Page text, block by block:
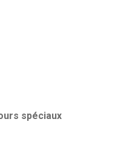
spéciaux